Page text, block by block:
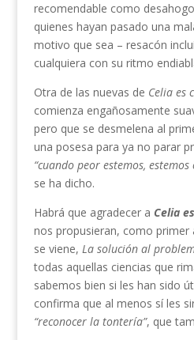
recomendable como
quienes hayan pasado una
motivo que sea – resacón
cualquiera con su ritmo
Otra de las nuevas de Celia es
comienza engañosamente
pero que se desmelena al
una posesa para ya no parar
“cuando peor estemos, estemos
se ha dicho.
Habrá que agradecer a Celia
nos propusieran, como primer
se viene, La solución al
todas aquellas ciencias que
sabemos bien si les han sido
confirma que al menos sí les
“reconocer la tontería”, que